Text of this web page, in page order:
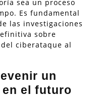
sea un proceso
Es fundamental
las investigaciones
sobre
ciberataque al
un
el futuro